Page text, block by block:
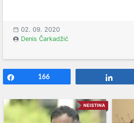
02. 09. 2020
Denis Čarkadžić
166
NEISTINA